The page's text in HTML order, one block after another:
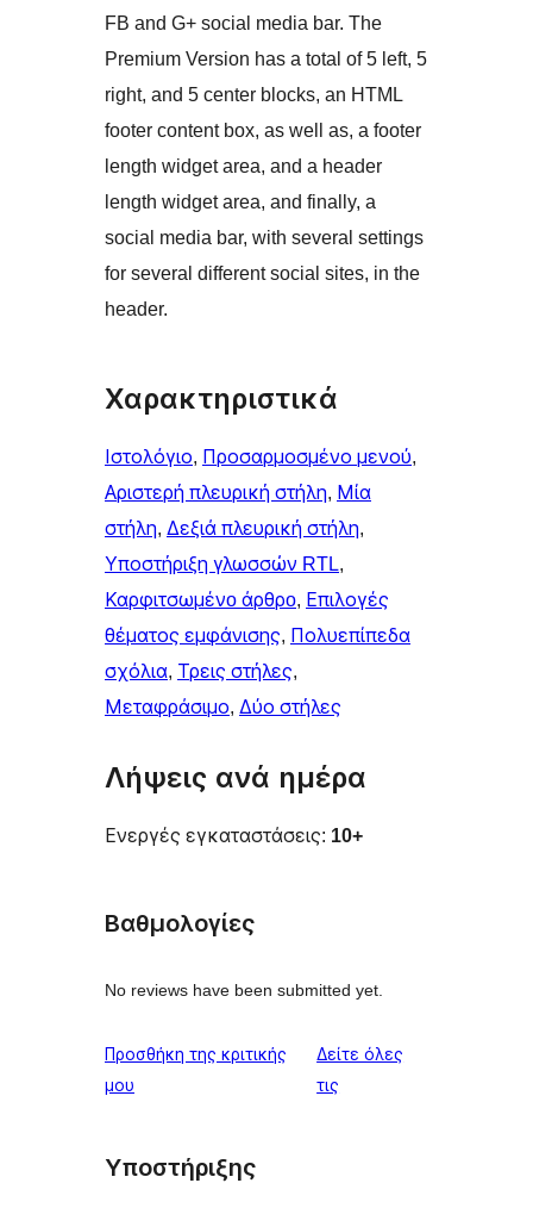
FB and G+ social media bar. The
Premium Version has a total of 5 left, 5
right, and 5 center blocks, an HTML
footer content box, as well as, a footer
length widget area, and a header
length widget area, and finally, a
social media bar, with several settings
for several different social sites, in the
header.
Χαρακτηριστικά
Ιστολόγιο, Προσαρμοσμένο μενού
Αριστερή πλευρική στήλη, Μία
στήλη, Δεξιά πλευρική στήλη
Υποστήριξη γλωσσών RTL
Καρφιτσωμένo άρθρo, Επιλογές
θέματος εμφάνισης, Πολυεπίπεδα
σχόλια, Τρεις στήλες
Μεταφράσιμο, Δύο στήλες
Λήψεις ανά ημέρα
Ενεργές εγκαταστάσεις: 10+
Βαθμολογίες
No reviews have been submitted yet.
Προσθήκη της κριτικής
μου
Δείτε όλες
τις
Υποστήριξης